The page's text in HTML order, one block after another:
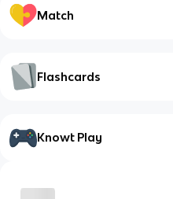
Match
Flashcards
Knowt Play